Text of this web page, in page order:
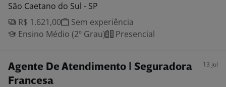
São Caetano do Sul - SP
R$ 1.621,00
Sem experiência
Ensino Médio (2º Grau)
Presencial
Agente De Atendimento | Seguradora
Francesa
13 jul